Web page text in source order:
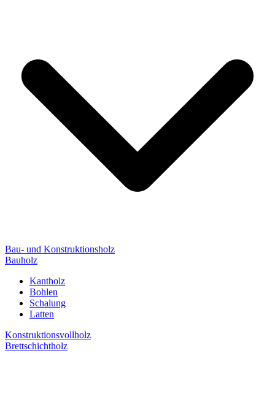
Bau- und Konstruktionsholz
Bauholz
Kantholz
Bohlen
Schalung
Latten
Konstruktionsvollholz
Brettschichtholz